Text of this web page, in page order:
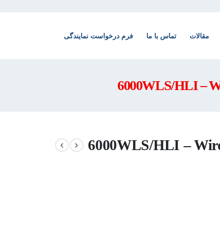
مقالات تماس با ما فرم درخواست نمایندگی
(6000WLS/HLI –